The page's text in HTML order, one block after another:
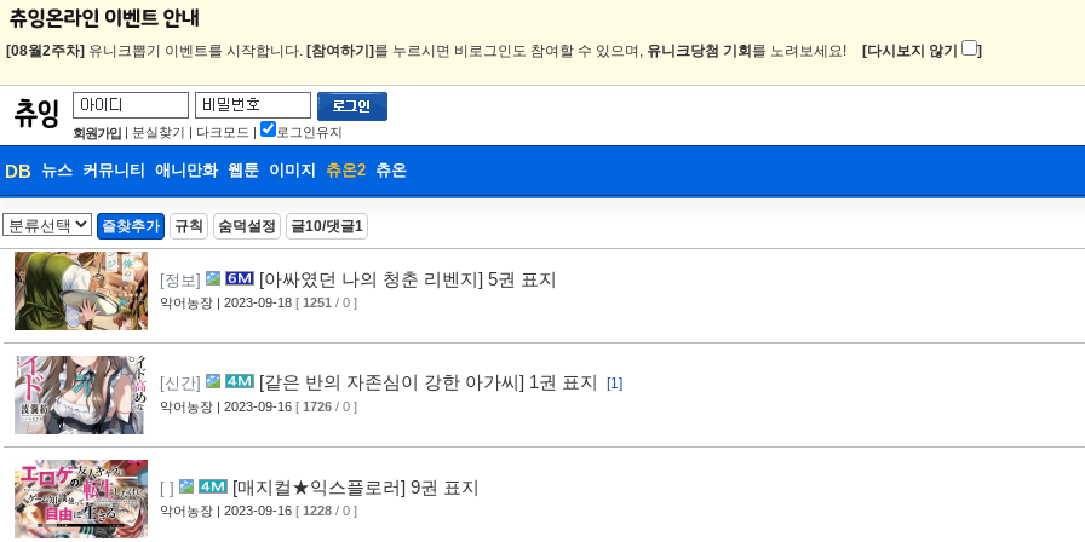
[08월2주차] 유니크뽑기 이벤트를 시작합니다. [참여하기] 를 누르시면 비로그인도 참여할 수 있으며, 유니크당첨 기회 를 노려보세요! [다시보지 않기 ]
회원가입 | 분실찾기 | 다크모드 | 로그인유지
DB 뉴스 커뮤니티 애니만화 웹툰 이미지 츄온2 츄온
DB
즐찾추가 규칙 숨덕설정 글10/댓글1
[정보] [아싸였던 나의 청춘 리벤지] 5권 표지
악어농장 | 2023-09-18 [ 1251 / 0 ]
[신간] [같은 반의 자존심이 강한 아가씨] 1권 표지 [1]
악어농장 | 2023-09-16 [ 1726 / 0 ]
[ ] [매지컬★익스플로러] 9권 표지
악어농장 | 2023-09-16 [ 1228 / 0 ]